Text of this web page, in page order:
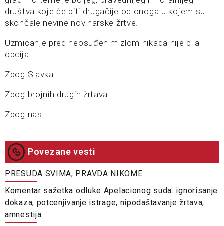
društva koje će biti drugačije od onoga u kojem su
skončale nevine novinarske žrtve.
Uzmicanje pred neosuđenim zlom nikada nije bila
opcija.
Zbog Slavka.
Zbog brojnih drugih žrtava.
Zbog nas.
Povezane vesti
PRESUDA SVIMA, PRAVDA NIKOME
Komentar sažetka odluke Apelacionog suda: ignorisanje
dokaza, potcenjivanje istrage, nipodaštavanje žrtava,
amnestija